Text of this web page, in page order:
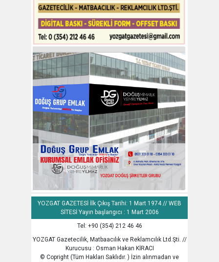
YOZGAT GAZETESİ İlk Çıkış Tarihi: 1 Mart 1974 // WEB
SİTESİ Yayın başlangıcı : 1 Mart 2006
Tel: +90 (354) 212 46 46
YOZGAT Gazetecilik, Matbaacılık ve Reklamcılık Ltd.Şti. //
Kurucusu : Osman Hakan KİRACI
© Copright (Tüm Hakları Saklıdır. ) İzin alınmadan ve